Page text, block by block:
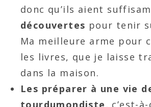
donc qu’ils aient
découvertes pour tenir
Ma meilleure arme pour
les livres, que je laisse
dans la maison.
Les préparer à une vie
tourdumondiste, c’est-